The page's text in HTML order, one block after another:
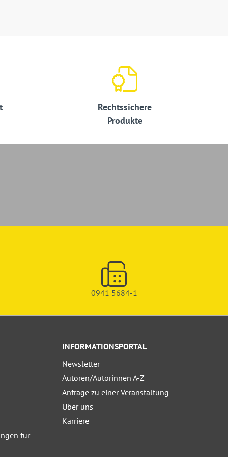
Rechtssichere
Produkte
0941 5684-1
für
INFORMATIONSPORTAL
Newsletter
Autoren/Autorinnen A-Z
Anfrage zu einer Veranstaltung
Über uns
Karriere